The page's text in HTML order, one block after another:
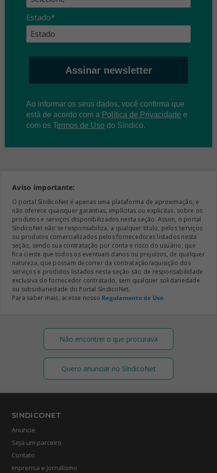
Estado*
Assinar newsletter
Ao informar os seus dados, você confirma que
está de acordo com a Política de Privacidade e
com os Termos de Uso do Síndico.
Aviso importante:
O portal SíndicoNet é apenas uma plataforma de aproximação, e
não oferece quaisquer garantias, implícitas ou explicitas, sobre os
produtos e serviços disponibilizados nesta seção. Assim, o portal
SíndicoNet não se responsabiliza, a qualquer título, pelos serviços
ou produtos comercializados pelos fornecedores listados nesta
seção, sendo sua contratação por conta e risco do usuário, que
fica ciente que todos os eventuais danos ou prejuízos, de qualquer
natureza, que possam decorrer da contratação/aquisição dos
serviços e produtos listados nesta seção são de responsabilidade
exclusiva do fornecedor contratado, sem qualquer solidariedade
ou subsidiariedade do Portal SíndicoNet.
Para saber mais, acesse nosso Regulamento de Uso.
Não encontrei o que procurava
Quero anunciar no SíndicoNet
SINDICONET
Anuncie
Seja um parceiro
Contato
Imprensa e Jornalismo